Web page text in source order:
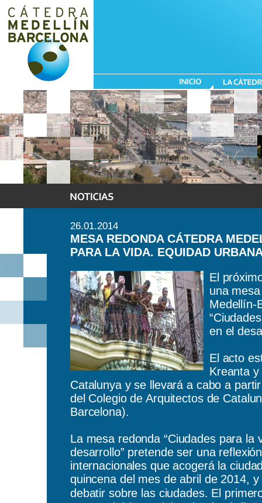
26.01.2014
MESA REDONDA CÁTEDRA
PARA LA VIDA. EQUIDAD
El
una
Medellín-
en el
El acto
Kreanta
Catalunya y se llevará a cabo a
del Colegio de Arquitectos de
Barcelona).
La mesa redonda “Ciudades para la
desarrollo” pretende ser una
internacionales que acogerá la
quincena del mes de abril de 2014,
debatir sobre las ciudades. El